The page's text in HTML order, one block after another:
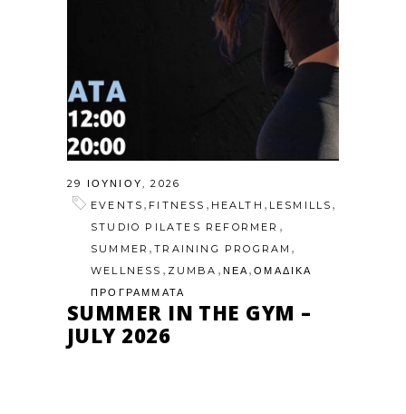
29 ΙΟΥΝΊΟΥ, 2026
EVENTS , FITNESS , HEALTH , LESMILLS ,
STUDIO PILATES REFORMER ,
SUMMER ,TRAINING PROGRAM ,
WELLNESS , ZUMBA , ΝΕΑ,ΟΜΑΔΙΚΑ
ΠΡΟΓΡΑΜΜΑΤΑ
SUMMER IN THE GYM –
JULY 2026